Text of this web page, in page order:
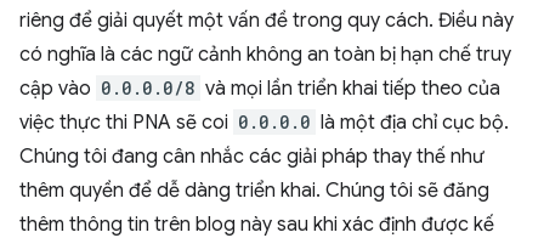
riêng để giải quyết một vấn đề trong quy cách. Điều này
có nghĩa là các ngữ cảnh không an toàn bị hạn chế truy
cập vào 0.0.0.0/8 và mọi lần triển khai tiếp theo của
việc thực thi PNA sẽ coi 0.0.0.0 là một địa chỉ cục bộ.
Chúng tôi đang cân nhắc các giải pháp thay thế như
thêm quyền để dễ dàng triển khai. Chúng tôi sẽ đăng
thêm thông tin trên blog này sau khi xác định được kế